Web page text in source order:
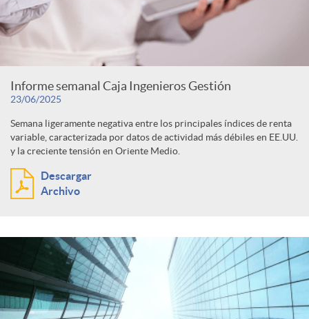
Informe semanal Caja Ingenieros Gestión
23/06/2025
Semana ligeramente negativa entre los principales índices de renta
variable, caracterizada por datos de actividad más débiles en EE.UU.
y la creciente tensión en Oriente Medio.
Descargar
Archivo